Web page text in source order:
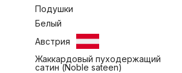
Подушки
Белый
Австрия
Жаккардовый пуходержащий
сатин (Noble sateen)